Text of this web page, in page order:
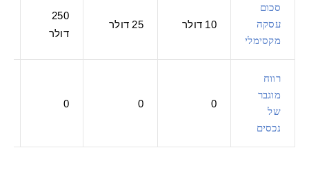
סכום
עסקה
מקסימלי
10 דולר 25 דולר
250
דולר
רווח
מוגבר
של
נכסים
0
0
0